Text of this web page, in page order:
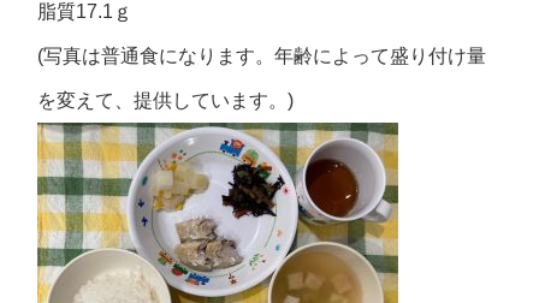
脂質17.1ｇ
(写真は普通食になります。年齢によって盛り付け量
を変えて、提供しています。)